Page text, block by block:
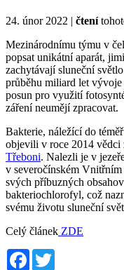
24. únor 2022 | čtení
Mezinárodnímu týmu v
popsat unikátní aparát,
zachytávají sluneční
průběhu miliard let
posun pro využití
záření neumějí zpracovat.
Bakterie, náležící do
objevili v roce 2014 vědci
Třeboni. Nalezli je v
v severočínském
svých příbuzných
bakteriochlorofyl, což
svému životu sluneční
Celý článek ZDE
Facebook